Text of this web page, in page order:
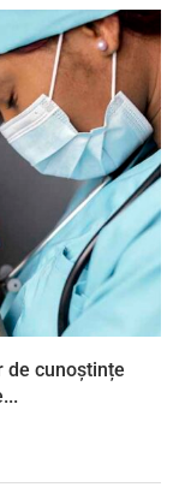
de cunoștințe